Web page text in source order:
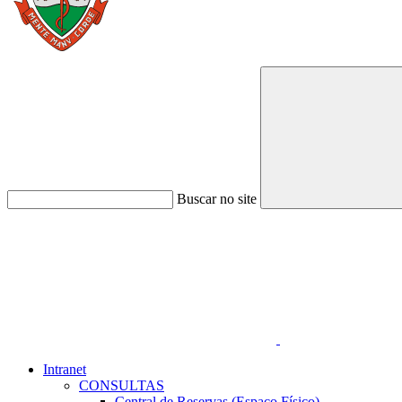
Buscar no site
Intranet
CONSULTAS